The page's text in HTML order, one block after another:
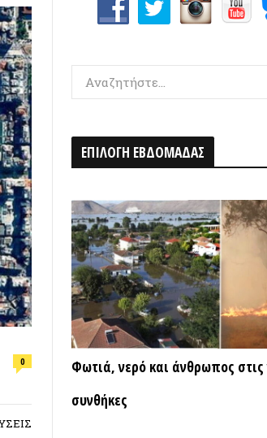
Search
for:
ΕΠΙΛΟΓΗ ΕΒΔΟΜΑΔΑΣ
Φωτιά, νερό και άνθρωπος στις νέες κλιματικές